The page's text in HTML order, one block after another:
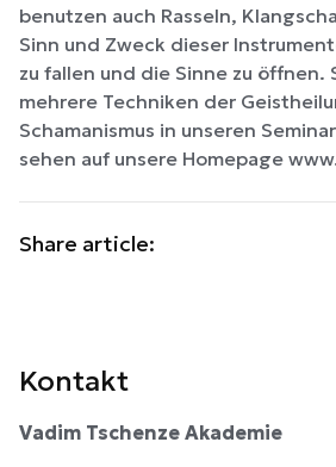
benutzen auch Rasseln,
Sinn und Zweck dieser
zu fallen und die Sinne zu öffnen.
mehrere Techniken der
Schamanismus in unseren
sehen auf unsere Homepage
Share article:
Kontakt
Vadim Tschenze Akademie